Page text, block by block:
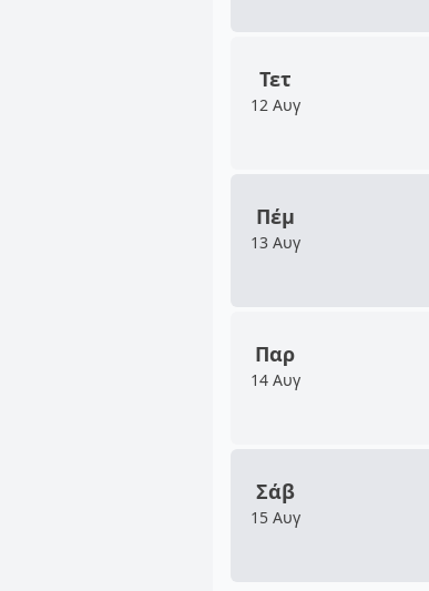
Τετ
12 Αυγ
Πέμ
13 Αυγ
Παρ
14 Αυγ
Σάβ
15 Αυγ